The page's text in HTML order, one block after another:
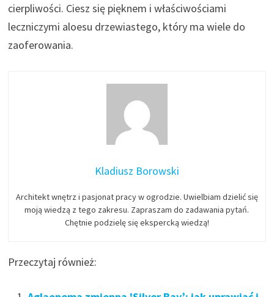
cierpliwości. Ciesz się pięknem i właściwościami
leczniczymi aloesu drzewiastego, który ma wiele do
zaoferowania.
Kladiusz Borowski
Architekt wnętrz i pasjonat pracy w ogrodzie. Uwielbiam dzielić się
moją wiedzą z tego zakresu. Zapraszam do zadawania pytań.
Chętnie podzielę się ekspercką wiedzą!
Przeczytaj również: